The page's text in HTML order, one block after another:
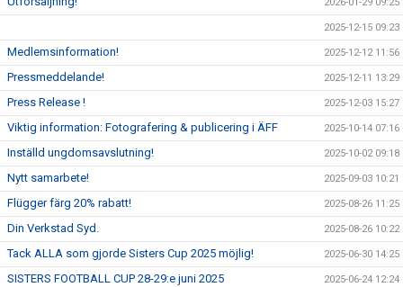
2026-01-29 09:25
2025-12-15 09:23
Medlemsinformation! 2025-12-12 11:56
Pressmeddelande! 2025-12-11 13:29
Press Release ! 2025-12-03 15:27
Viktig information: Fotografering & publicering i ÄFF 2025-10-14 07:16
Inställd ungdomsavslutning! 2025-10-02 09:18
Nytt samarbete! 2025-09-03 10:21
Flügger färg 20% rabatt! 2025-08-26 11:25
Din Verkstad Syd. 2025-08-26 10:22
Tack ALLA som gjorde Sisters Cup 2025 möjlig! 2025-06-30 14:25
SISTERS FOOTBALL CUP 28-29:e juni 2025 2025-06-24 12:24